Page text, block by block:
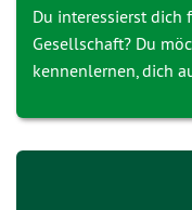
Du interessierst
Gesellschaft? Du
kennenlernen, dich